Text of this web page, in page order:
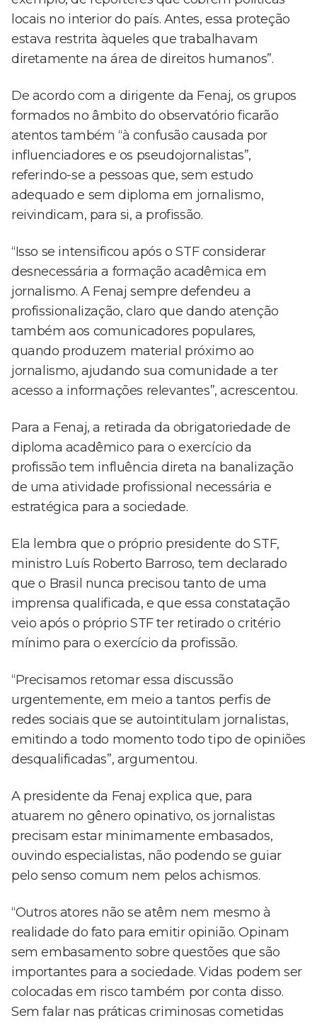
locais no interior do país. Antes, essa proteção
estava restrita àqueles que trabalhavam
diretamente na área de direitos humanos”.
De acordo com a dirigente da Fenaj, os grupos
formados no âmbito do observatório ficarão
atentos também “à confusão causada por
influenciadores e os pseudojornalistas”,
referindo-se a pessoas que, sem estudo
adequado e sem diploma em jornalismo,
reivindicam, para si, a profissão.
“Isso se intensificou após o STF considerar
desnecessária a formação acadêmica em
jornalismo. A Fenaj sempre defendeu a
profissionalização, claro que dando atenção
também aos comunicadores populares,
quando produzem material próximo ao
jornalismo, ajudando sua comunidade a ter
acesso a informações relevantes”, acrescentou.
Para a Fenaj, a retirada da obrigatoriedade de
diploma acadêmico para o exercício da
profissão tem influência direta na banalização
de uma atividade profissional necessária e
estratégica para a sociedade.
Ela lembra que o próprio presidente do STF,
ministro Luís Roberto Barroso, tem declarado
que o Brasil nunca precisou tanto de uma
imprensa qualificada, e que essa constatação
veio após o próprio STF ter retirado o critério
mínimo para o exercício da profissão.
“Precisamos retomar essa discussão
urgentemente, em meio a tantos perfis de
redes sociais que se autointitulam jornalistas,
emitindo a todo momento todo tipo de opiniões
desqualificadas”, argumentou.
A presidente da Fenaj explica que, para
atuarem no gênero opinativo, os jornalistas
precisam estar minimamente embasados,
ouvindo especialistas, não podendo se guiar
pelo senso comum nem pelos achismos.
“Outros atores não se atêm nem mesmo à
realidade do fato para emitir opinião. Opinam
sem embasamento sobre questões que são
importantes para a sociedade. Vidas podem ser
colocadas em risco também por conta disso.
Sem falar nas práticas criminosas cometidas